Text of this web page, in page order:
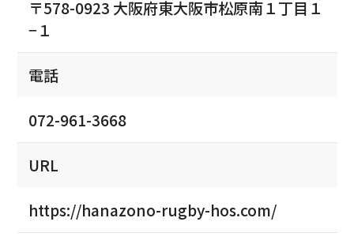
〒578-0923 大阪府東大阪市松原南１丁目１
−１
電話
072-961-3668
URL
https://hanazono-rugby-hos.com/